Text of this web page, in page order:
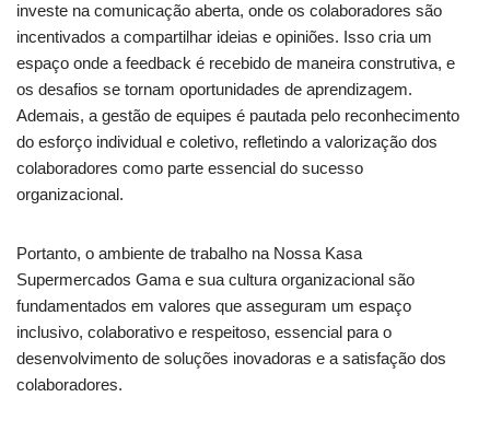
investe na comunicação aberta, onde os colaboradores são
incentivados a compartilhar ideias e opiniões. Isso cria um
espaço onde a feedback é recebido de maneira construtiva, e
os desafios se tornam oportunidades de aprendizagem.
Ademais, a gestão de equipes é pautada pelo reconhecimento
do esforço individual e coletivo, refletindo a valorização dos
colaboradores como parte essencial do sucesso
organizacional.
Portanto, o ambiente de trabalho na Nossa Kasa
Supermercados Gama e sua cultura organizacional são
fundamentados em valores que asseguram um espaço
inclusivo, colaborativo e respeitoso, essencial para o
desenvolvimento de soluções inovadoras e a satisfação dos
colaboradores.